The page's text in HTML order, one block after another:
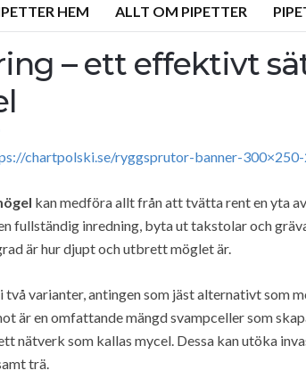
HEM ALLT OM PIPETTER
– ett effektivt
chartpolski.se/ryggsprutor-banner-
kan medföra allt från att tvätta rent en yta
fullständig inredning, byta ut takstolar och
är hur djupt och utbrett möglet är.
två varianter, antingen som jäst alternativt som
är en omfattande mängd svampceller som
nätverk som kallas mycel. Dessa kan utöka
trä.